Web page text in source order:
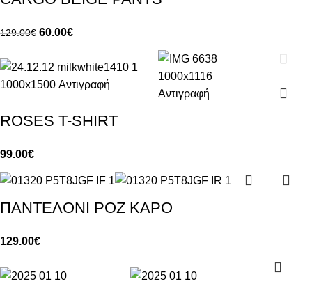
129.00€ 60.00€
ROSES T-SHIRT
99.00€
ΠΑΝΤΕΛΟΝΙ ΡΟΖ ΚΑΡΟ
129.00€